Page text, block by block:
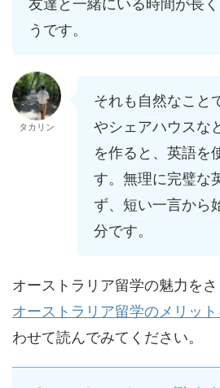
うです。
タカリン
それも自然なこと
やシェアハウスな
を作ると、英語を
す。無理に完璧な
ず、短い一言から
分です。
オーストラリア留学の魅力をさ
オーストラリア留学のメリッ
わせて読んでみてください。